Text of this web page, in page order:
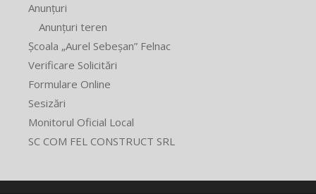
Anunțuri
Anunțuri teren
Școala „Aurel Sebeșan” Felnac
Verificare Solicitări
Formulare Online
Sesizări
Monitorul Oficial Local
SC COM FEL CONSTRUCT SRL